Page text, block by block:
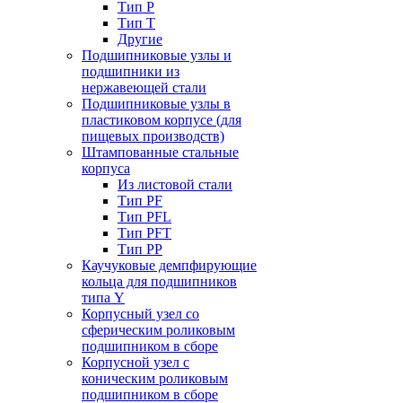
Тип P
Тип T
Другие
Подшипниковые узлы и
подшипники из
нержавеющей стали
Подшипниковые узлы в
пластиковом корпусе (для
пищевых производств)
Штампованные стальные
корпуса
Из листовой стали
Тип PF
Тип PFL
Тип PFT
Тип PP
Каучуковые демпфирующие
кольца для подшипников
типа Y
Корпусный узел со
сферическим роликовым
подшипником в сборе
Корпусной узел с
коническим роликовым
подшипником в сборе